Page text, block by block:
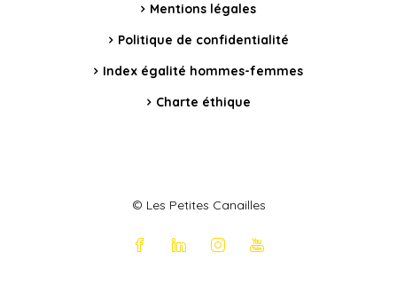
Mentions légales
Politique de confidentialité
Index égalité hommes-femmes
Charte éthique
© Les Petites Canailles